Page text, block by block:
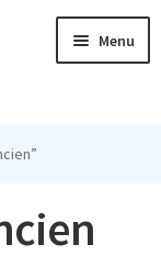
Menu